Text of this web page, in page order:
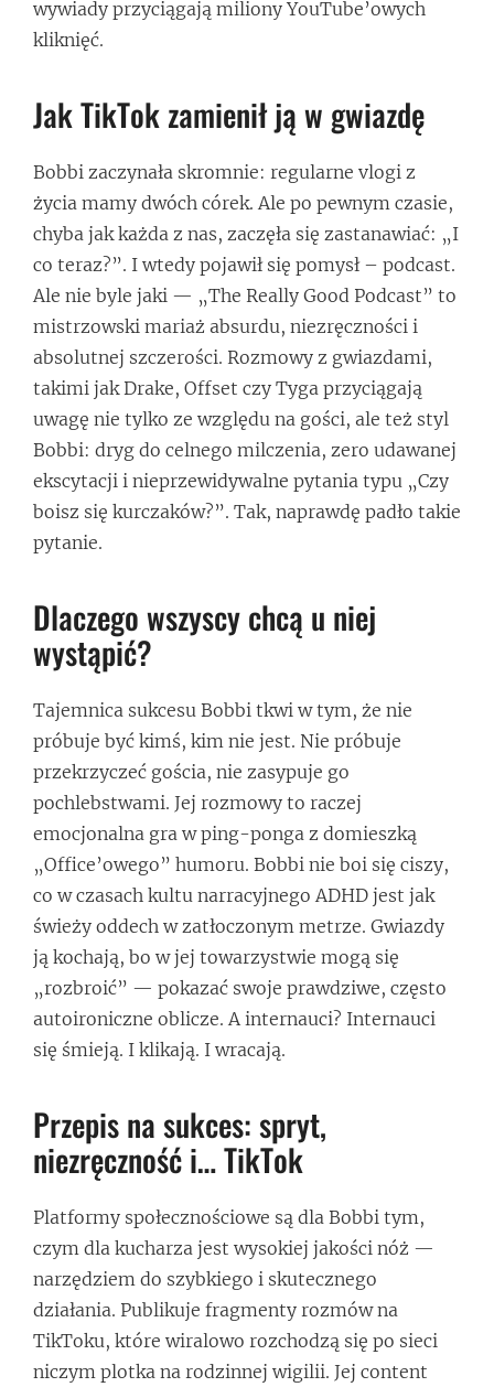
wywiady przyciągają miliony YouTube’owych
kliknięć.
Jak TikTok zamienił ją w gwiazdę
Bobbi zaczynała skromnie: regularne vlogi z
życia mamy dwóch córek. Ale po pewnym czasie,
chyba jak każda z nas, zaczęła się zastanawiać: „I
co teraz?”. I wtedy pojawił się pomysł – podcast.
Ale nie byle jaki — „The Really Good Podcast” to
mistrzowski mariaż absurdu, niezręczności i
absolutnej szczerości. Rozmowy z gwiazdami,
takimi jak Drake, Offset czy Tyga przyciągają
uwagę nie tylko ze względu na gości, ale też styl
Bobbi: dryg do celnego milczenia, zero udawanej
ekscytacji i nieprzewidywalne pytania typu „Czy
boisz się kurczaków?”. Tak, naprawdę padło takie
pytanie.
Dlaczego wszyscy chcą u niej
wystąpić?
Tajemnica sukcesu Bobbi tkwi w tym, że nie
próbuje być kimś, kim nie jest. Nie próbuje
przekrzyczeć gościa, nie zasypuje go
pochlebstwami. Jej rozmowy to raczej
emocjonalna gra w ping-ponga z domieszką
„Office’owego” humoru. Bobbi nie boi się ciszy,
co w czasach kultu narracyjnego ADHD jest jak
świeży oddech w zatłoczonym metrze. Gwiazdy
ją kochają, bo w jej towarzystwie mogą się
„rozbroić” — pokazać swoje prawdziwe, często
autoironiczne oblicze. A internauci? Internauci
się śmieją. I klikają. I wracają.
Przepis na sukces: spryt,
niezręczność i… TikTok
Platformy społecznościowe są dla Bobbi tym,
czym dla kucharza jest wysokiej jakości nóż —
narzędziem do szybkiego i skutecznego
działania. Publikuje fragmenty rozmów na
TikToku, które wiralowo rozchodzą się po sieci
niczym plotka na rodzinnej wigilii. Jej content